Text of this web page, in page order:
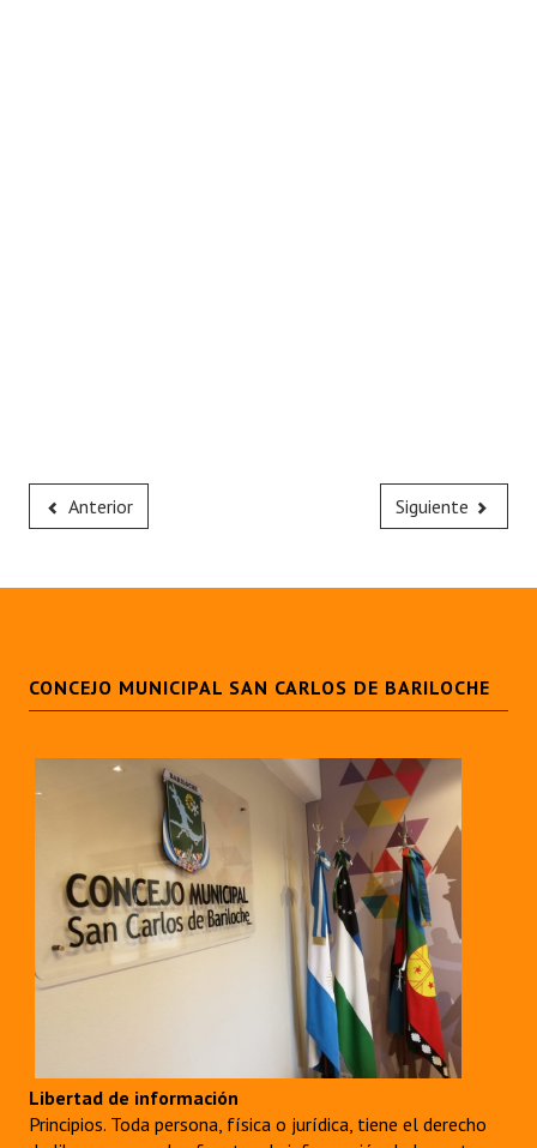
Anterior Siguiente
CONCEJO MUNICIPAL SAN CARLOS DE BARILOCHE
Libertad de información
Principios. Toda persona, física o jurídica, tiene el derecho